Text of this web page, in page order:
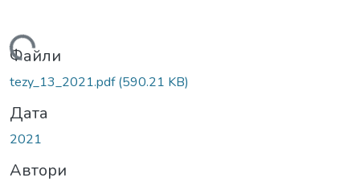
Файли
tezy_13_2021.pdf(590.21 KB)
Дата
2021
Автори